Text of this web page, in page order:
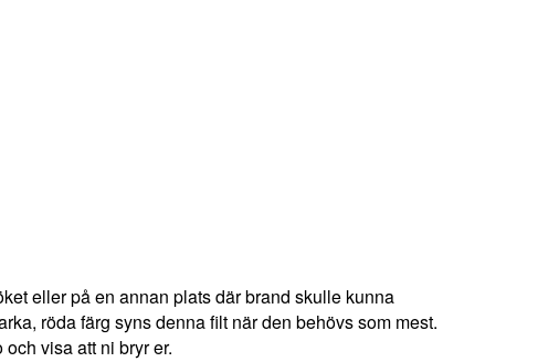
eller på en annan plats där brand skulle kunna
röda färg syns denna filt när den behövs som mest.
visa att ni bryr er.